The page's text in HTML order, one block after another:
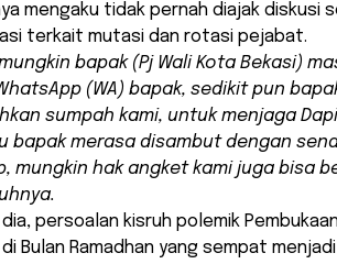
mengaku tidak pernah diajak diskusi
terkait mutasi dan rotasi pejabat.
bapak (Pj Wali Kota Bekasi)
(WA) bapak, sedikit pun
sumpah kami, untuk menjaga
bapak merasa disambut dengan
mungkin hak angket kami juga bisa
persoalan kisruh polemik
di Bulan Ramadhan yang sempat